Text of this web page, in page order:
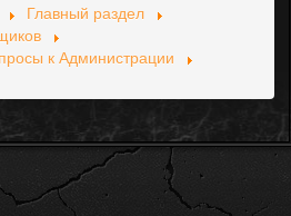
Главный раздел
к Администрации